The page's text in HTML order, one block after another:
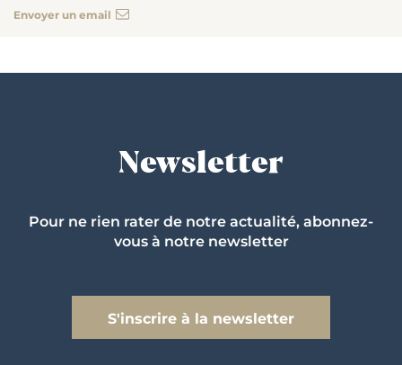
Envoyer un email
Newsletter
Pour ne rien rater de notre actualité, abonnez-
vous à notre newsletter
S'inscrire à la newsletter